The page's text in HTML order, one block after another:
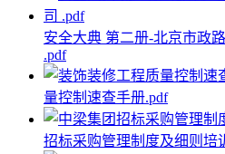
安全大典 第二册-北京市政
.pdf
量控制速查手册.pdf
招标采购管理制度及细则培